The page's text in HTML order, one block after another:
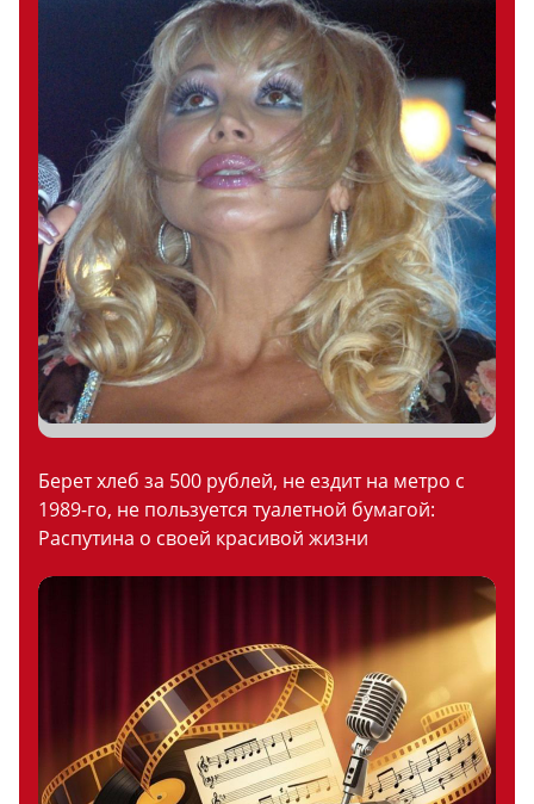
Берет хлеб за 500 рублей, не ездит на метро с
1989-го, не пользуется туалетной бумагой:
Распутина о своей красивой жизни